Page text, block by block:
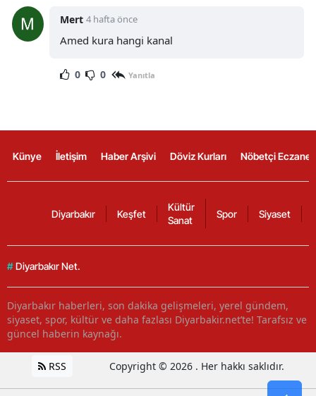
Mert 4 hafta önce
Amed kura hangi kanal
0 0 Yanıtla
Künye İletişim Haber Arşivi Döviz Kurları Nöbetçi
Diyarbakır Keşfet
Kültür
Sanat
Spor Siyaset
# Diyarbakır Net.
Diyarbakır haberleri, son dakika gelişmeleri, yerel gündem,
siyaset, spor, kültür ve daha fazlası Diyarbakir.net’te! Tarafsız ve
güncel haberin kaynağı.
RSS Copyright © 2026 . Her hakkı saklıdır.